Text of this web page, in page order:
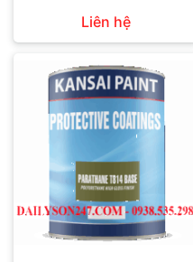
Liên hệ